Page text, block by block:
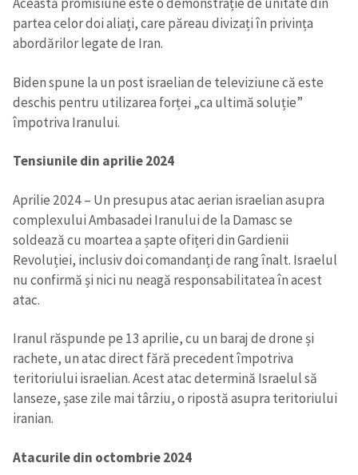
Această promisiune este o demonstrație de unitate din
partea celor doi aliați, care păreau divizați în privința
abordărilor legate de Iran.
Biden spune la un post israelian de televiziune că este
deschis pentru utilizarea forței „ca ultimă soluție”
împotriva Iranului.
Tensiunile din aprilie 2024
Aprilie 2024 – Un presupus atac aerian israelian asupra
complexului Ambasadei Iranului de la Damasc se
soldează cu moartea a șapte ofițeri din Gardienii
Revoluției, inclusiv doi comandanți de rang înalt. Israelul
nu confirmă și nici nu neagă responsabilitatea în acest
atac.
Iranul răspunde pe 13 aprilie, cu un baraj de drone și
rachete, un atac direct fără precedent împotriva
teritoriului israelian. Acest atac determină Israelul să
lanseze, șase zile mai târziu, o ripostă asupra teritoriului
iranian.
Atacurile din octombrie 2024